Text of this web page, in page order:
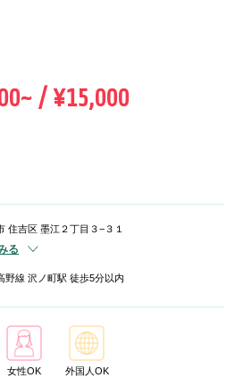
/ ¥15,000
住吉区 墨江２丁目３−３１
る
野線 沢ノ町駅 徒歩5分以内
女性OK 外国人OK